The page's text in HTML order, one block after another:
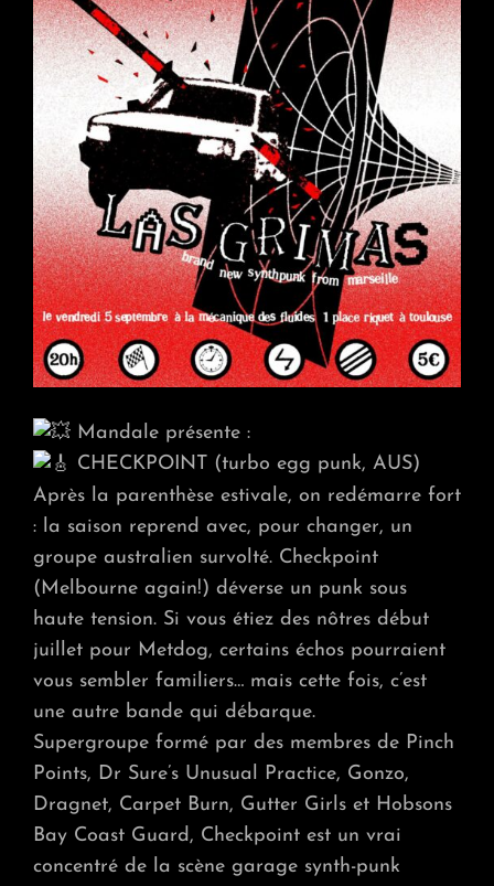
Mandale présente :
CHECKPOINT (turbo egg punk, AUS)
Après la parenthèse estivale, on redémarre fort
: la saison reprend avec, pour changer, un
groupe australien survolté. Checkpoint
(Melbourne again!) déverse un punk sous
haute tension. Si vous étiez des nôtres début
juillet pour Metdog, certains échos pourraient
vous sembler familiers… mais cette fois, c’est
une autre bande qui débarque.
Supergroupe formé par des membres de Pinch
Points, Dr Sure’s Unusual Practice, Gonzo,
Dragnet, Carpet Burn, Gutter Girls et Hobsons
Bay Coast Guard, Checkpoint est un vrai
concentré de la scène garage synth-punk